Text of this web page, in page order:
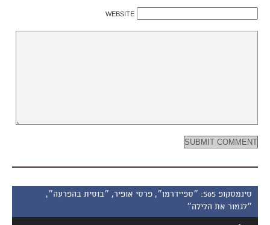
WEBSITE
סינמסקופ 505: ״ספיידרמן״, פרסי אופיר, ״בוסית בהפרעה״,
״לגמור את הלילה״